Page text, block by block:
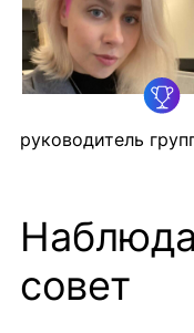
руководитель
совет